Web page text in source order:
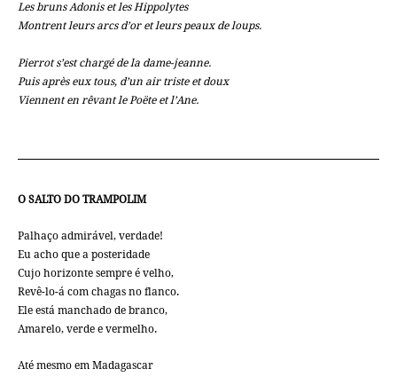
Les bruns Adonis et les Hippolytes
Montrent leurs arcs d’or et leurs peaux de loups.
Pierrot s’est chargé de la dame-jeanne.
Puis après eux tous, d’un air triste et doux
Viennent en rêvant le Poëte et l’Ane.
O SALTO DO TRAMPOLIM
Palhaço admirável, verdade!
Eu acho que a posteridade
Cujo horizonte sempre é velho,
Revê-lo-á com chagas no flanco.
Ele está manchado de branco,
Amarelo, verde e vermelho.
Até mesmo em Madagascar